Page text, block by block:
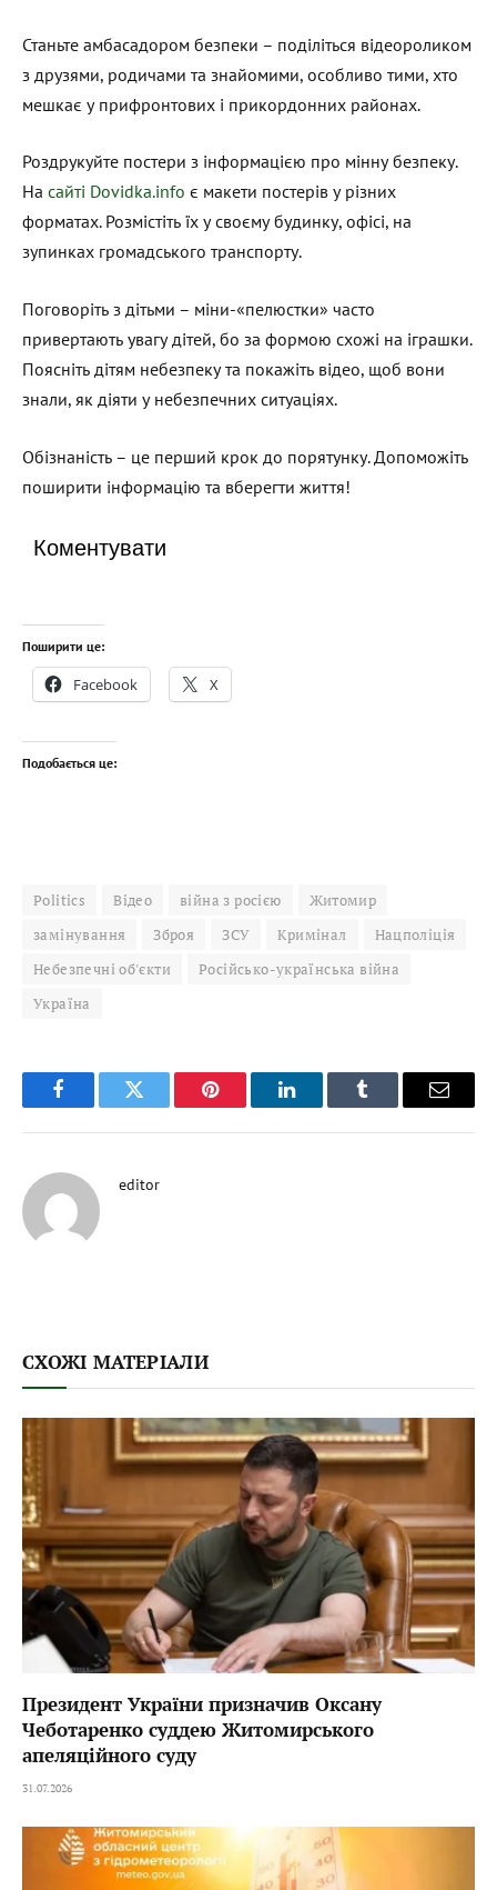
Станьте амбасадором безпеки – поділіться відеороликом
з друзями, родичами та знайомими, особливо тими, хто
мешкає у прифронтових і прикордонних районах.
Роздрукуйте постери з інформацією про мінну безпеку.
На сайті Dovidka.info є макети постерів у різних
форматах. Розмістіть їх у своєму будинку, офісі, на
зупинках громадського транспорту.
Поговоріть з дітьми – міни-«пелюстки» часто
привертають увагу дітей, бо за формою схожі на іграшки.
Поясніть дітям небезпеку та покажіть відео, щоб вони
знали, як діяти у небезпечних ситуаціях.
Обізнаність – це перший крок до порятунку. Допоможіть
поширити інформацію та вберегти життя!
Коментувати
Поширити це:
Facebook X
Подобається це:
Politics Відео війна з росією
Житомир
замінування
Зброя ЗСУ Кримінал
Нацполіція
Небезпечні об'єкти
Російсько-українська війна
Україна
FacebookTwitter Pinterest LinkedInTumblr Email
editor
СХОЖІ МАТЕРІАЛИ
Президент України призначив Оксану
Чеботаренко суддею Житомирського
апеляційного суду
31.07.2026